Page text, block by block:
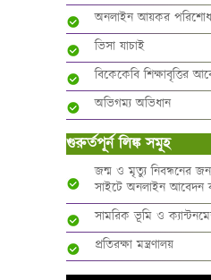
অনলাইন আয়কর পরিশোধ
ভিসা যাচাই
বিকেকেবি শিক্ষাবৃত্তির
অভিগম্য অভিধান
গুরুর্তপূর্ন লিঙ্ক সমূহ
জন্ম ও মৃত্যু নিবন্ধনের
সাইটে অনলাইন
সামরিক ভূমি ও
প্রতিরক্ষা মন্ত্রণালয়